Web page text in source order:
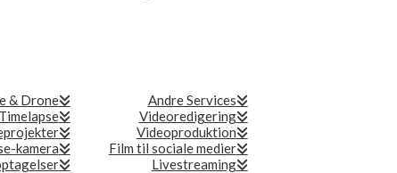
& Drone
Timelapse
kamera
Andre Services
Videoredigering
Videoproduktion
Film til sociale medier
Livestreaming